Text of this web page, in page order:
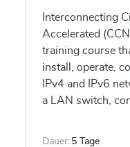
Interconnecting
Accelerated
training course
install, operate,
IPv4 and IPv6
a LAN switch,
Dauer: 5 Tage